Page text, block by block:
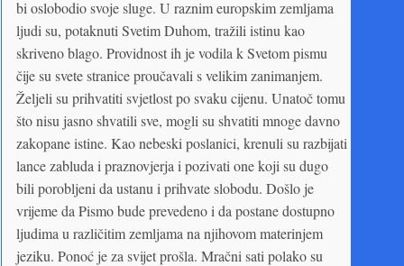
bi oslobodio svoje sluge. U raznim europskim zemljama
ljudi su, potaknuti Svetim Duhom, tražili istinu kao
skriveno blago. Providnost ih je vodila k Svetom pismu
čije su svete stranice proučavali s velikim zanimanjem.
Željeli su prihvatiti svjetlost po svaku cijenu. Unatoč tomu
što nisu jasno shvatili sve, mogli su shvatiti mnoge davno
zakopane istine. Kao nebeski poslanici, krenuli su razbijati
lance zabluda i praznovjerja i pozivati one koji su dugo
bili porobljeni da ustanu i prihvate slobodu. Došlo je
vrijeme da Pismo bude prevedeno i da postane dostupno
ljudima u različitim zemljama na njihovom materinjem
jeziku. Ponoć je za svijet prošla. Mračni sati polako su